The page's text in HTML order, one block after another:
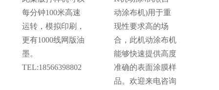
每分钟100米高速
运转，模拟印刷，
更有1000线网版油
墨。
TEL:18566398802
动涂布机)用于重
现性要求高的场
合，此机动涂布机
能够快速提供高度
准确的表面涂膜样
品。欢迎来电咨询